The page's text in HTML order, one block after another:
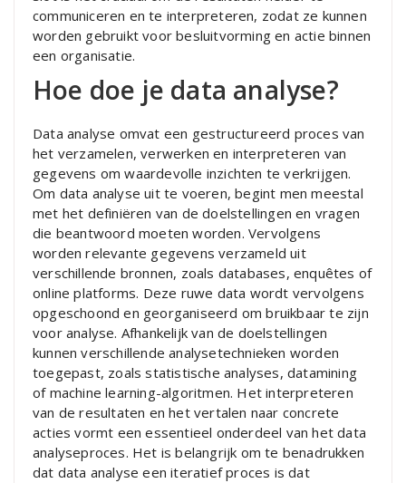
communiceren en te interpreteren, zodat ze kunnen
worden gebruikt voor besluitvorming en actie binnen
een organisatie.
Hoe doe je data analyse?
Data analyse omvat een gestructureerd proces van
het verzamelen, verwerken en interpreteren van
gegevens om waardevolle inzichten te verkrijgen.
Om data analyse uit te voeren, begint men meestal
met het definiëren van de doelstellingen en vragen
die beantwoord moeten worden. Vervolgens
worden relevante gegevens verzameld uit
verschillende bronnen, zoals databases, enquêtes of
online platforms. Deze ruwe data wordt vervolgens
opgeschoond en georganiseerd om bruikbaar te zijn
voor analyse. Afhankelijk van de doelstellingen
kunnen verschillende analysetechnieken worden
toegepast, zoals statistische analyses, datamining
of machine learning-algoritmen. Het interpreteren
van de resultaten en het vertalen naar concrete
acties vormt een essentieel onderdeel van het data
analyseproces. Het is belangrijk om te benadrukken
dat data analyse een iteratief proces is dat